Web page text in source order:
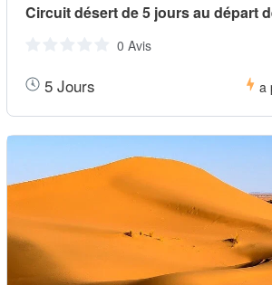
Circuit désert de 5 jours au départ
0 Avis
5 Jours a